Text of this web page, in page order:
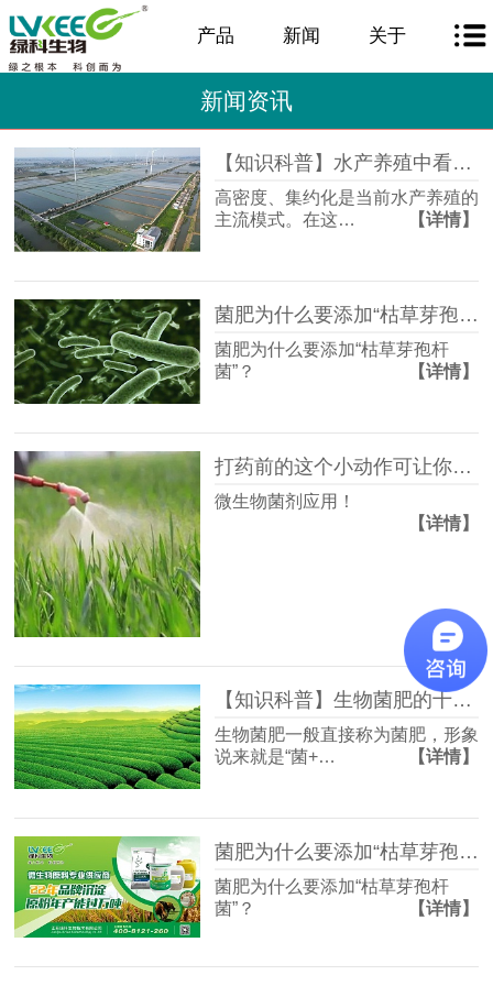
产品 新闻 关于
新闻资讯
【知识科普】水产养殖中看不见的营养缺口：维生素与微量元素的决定性角色！
高密度、集约化是当前水产养殖的
主流模式。在这…
【详情】
菌肥为什么要添加“枯草芽孢杆菌”？真相曝光，令人振奋。
菌肥为什么要添加“枯草芽孢杆
菌”？
【详情】
打药前的这个小动作可让你效果翻倍，看看你有没有这么做。
微生物菌剂应用！
【详情】
【知识科普】生物菌肥的十条常识，你知道哪几点！
生物菌肥一般直接称为菌肥，形象
说来就是“菌+…
【详情】
菌肥为什么要添加“枯草芽孢杆菌”？真相曝光，令人振奋！
菌肥为什么要添加“枯草芽孢杆
菌”？
【详情】